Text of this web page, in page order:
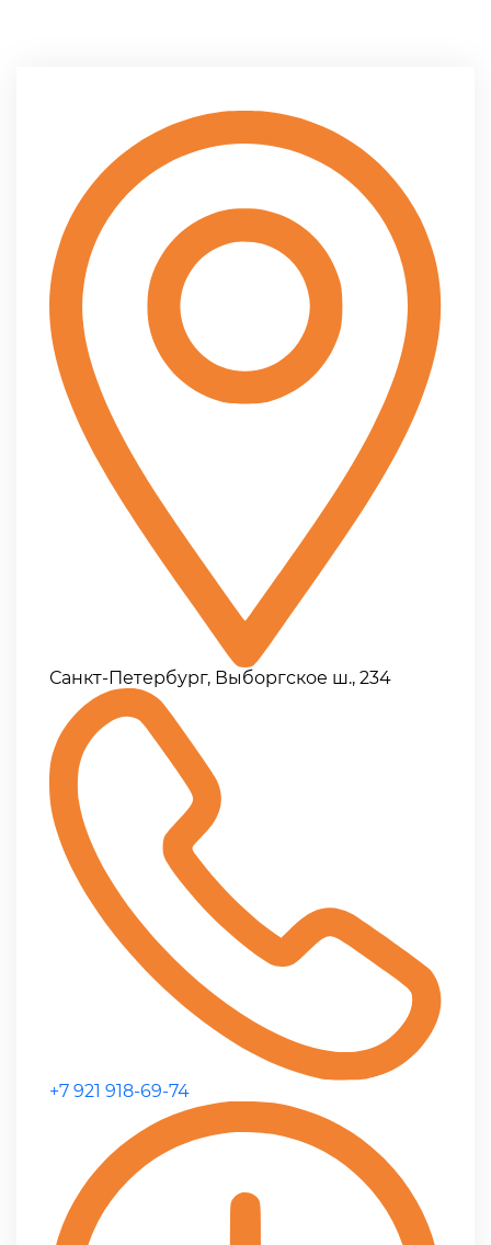
Санкт-Петербург, Выборгское ш., 234
+7 921 918-69-74